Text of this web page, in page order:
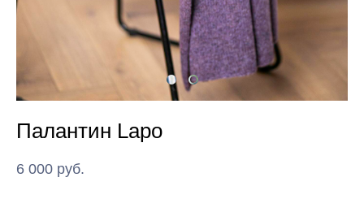
Палантин Lapo
6 000 pуб.